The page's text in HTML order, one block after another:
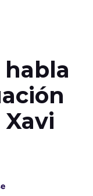
habla